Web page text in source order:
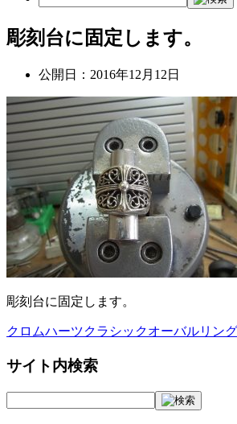
彫刻台に固定します。
公開日： 2016年12月12日
彫刻台に固定します。
投
稿
ナ
ビ
クロムハーツクラシックオーバルリン
サイト内検索